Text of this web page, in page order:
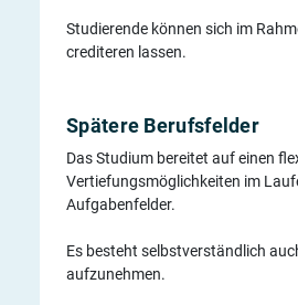
Studierende können sich im
crediteren lassen.
Spätere Berufsfelder
Das Studium bereitet auf einen
Vertiefungsmöglichkeiten im
Aufgabenfelder.
Es besteht selbstverständlich
aufzunehmen.